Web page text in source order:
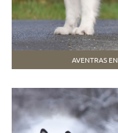
AVENTRAS